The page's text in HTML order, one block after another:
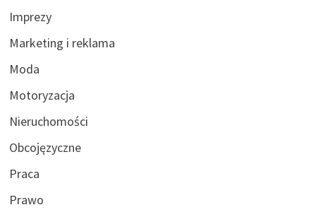
Imprezy
Marketing i reklama
Moda
Motoryzacja
Nieruchomości
Obcojęzyczne
Praca
Prawo